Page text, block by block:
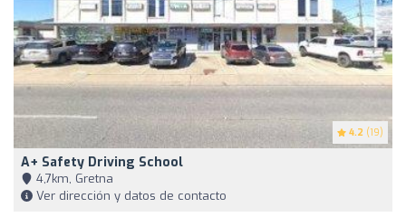
4.2 (19)
A+ Safety Driving School
4,7km, Gretna
Ver dirección y datos de contacto